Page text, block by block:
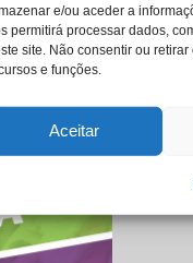
e/ou aceder a
permitirá processar dados,
site. Não consentir ou
e funções.
Aceitar